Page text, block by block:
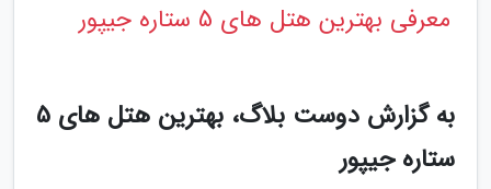
معرفی بهترین هتل های 5 ستاره جیپور
به گزارش دوست بلاگ، بهترین هتل های 5
ستاره جیپور